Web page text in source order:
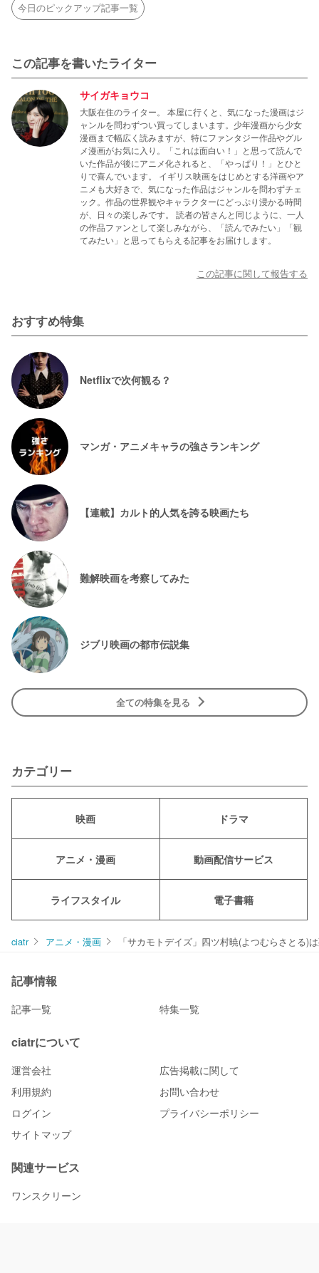
今日のピックアップ記事一覧
この記事を書いたライター
サイガキョウコ
大阪在住のライター。 本屋に行くと、気になった漫画はジ
ャンルを問わずつい買ってしまいます。少年漫画から少女
漫画まで幅広く読みますが、特にファンタジー作品やグル
メ漫画がお気に入り。「これは面白い！」と思って読んで
いた作品が後にアニメ化されると、「やっぱり！」とひと
りで喜んでいます。 イギリス映画をはじめとする洋画やア
ニメも大好きで、気になった作品はジャンルを問わずチェ
ック。作品の世界観やキャラクターにどっぷり浸かる時間
が、日々の楽しみです。 読者の皆さんと同じように、一人
の作品ファンとして楽しみながら、「読んでみたい」「観
てみたい」と思ってもらえる記事をお届けします。
この記事に関して報告する
おすすめ特集
Netflixで次何観る？
マンガ・アニメキャラの強さランキング
【連載】カルト的人気を誇る映画たち
難解映画を考察してみた
ジブリ映画の都市伝説集
全ての特集を見る
カテゴリー
映画 ドラマ
アニメ・漫画 動画配信サービス
ライフスタイル 電子書籍
ciatr アニメ・漫画 「サカモトデイズ」四ツ村暁(よつむらさとる)
記事情報
記事一覧 特集一覧
ciatrについて
運営会社
広告掲載に関して
利用規約
お問い合わせ
ログイン
プライバシーポリシー
サイトマップ
関連サービス
ワンスクリーン